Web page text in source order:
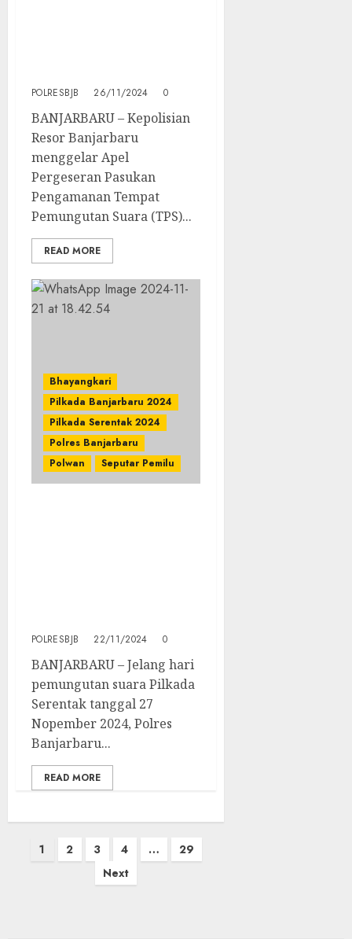
POLRESBJB 26/11/2024 0
BANJARBARU – Kepolisian
Resor Banjarbaru
menggelar Apel
Pergeseran Pasukan
Pengamanan Tempat
Pemungutan Suara (TPS)...
READ MORE
Bhayangkari
Pilkada Banjarbaru 2024
Pilkada Serentak 2024
Polres Banjarbaru
Polwan
Seputar Pemilu
POLRESBJB 22/11/2024 0
BANJARBARU – Jelang hari
pemungutan suara Pilkada
Serentak tanggal 27
Nopember 2024, Polres
Banjarbaru...
READ MORE
Paginasi
1 2 3 4 …
29
Next